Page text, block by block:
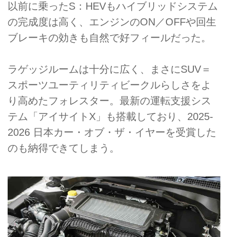
以前に乗ったS：HEVもハイブリッドシステム
の完成度は高く、エンジンのON／OFFや回生
ブレーキの効きも自然で好フィールだった。
ラゲッジルームは十分に広く、まさにSUV＝
スポーツユーティリティビークルらしさをよ
り高めたフォレスター。最新の運転支援シス
テム「アイサイトX」も搭載しており、2025-
2026 日本カー・オブ・ザ・イヤーを受賞した
のも納得できてしまう。